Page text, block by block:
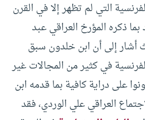
التي لم تظهر إلا في القرن
ذكره المؤرخ العراقي عبد
أشار إلى أن ابن خلدون سبق
في كثير من المجالات غير
على دراية كافية بما قدمه ابن
العراقي علي الوردي، فقد